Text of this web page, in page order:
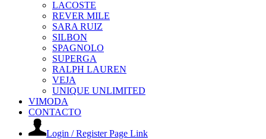
LACOSTE
REVER MILE
SARA RUIZ
SILBON
SPAGNOLO
SUPERGA
RALPH LAUREN
VEJA
UNIQUE UNLIMITED
VIMODA
CONTACTO
Login / Register Page Link